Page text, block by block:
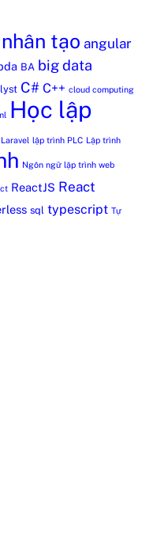
tạo angular
BA big data
C# C++ cloud computing
Học lập
Laravel lập trình PLC Lập trình
Ngôn ngữ lập trình web
ReactJS React
sql typescript Tự